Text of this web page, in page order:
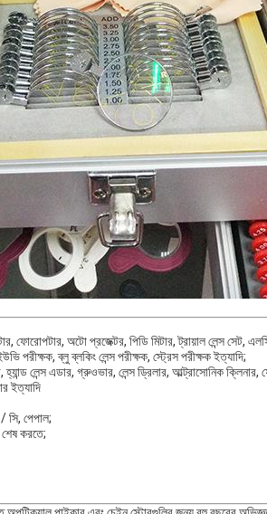
ফোরোপটার, অটো প্রজেক্টর, পিডি মিটার, ট্রায়াল লেন্স সেট,
পরীক্ষক, ব্লু ব্লকিং লেন্স পরীক্ষক, স্ট্রেস পরীক্ষক ইত্যাদি;
লেন্স এডার, গ্রুওভার, লেন্স ড্রিলার, আল্ট্রাসোনিক ক্লিনার,
ইত্যাদি
সি, পেপাল;
করতে;